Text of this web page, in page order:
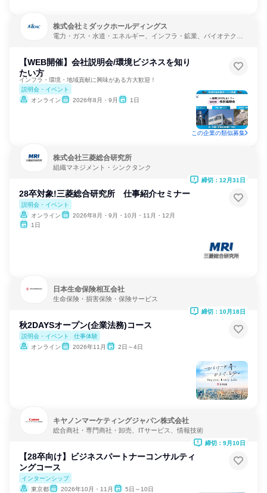
株式会社ミダックホールディングス
電力・ガス・水道・エネルギー、インフラ・鉱業、バイオテクノ
【WEB開催】会社説明会/環境ビジネスを知り
たい方
インフラ・環境・地域貢献に興味がある方大歓迎！
説明会・イベント
オンライン
2026年8月・9月 1日
この企業の類似募集
株式会社三菱総合研究所
組織マネジメント・シンクタンク
28卒対象!三菱総合研究所 仕事紹介セミナー
説明会・イベント
オンライン
2026年8月・9月・10月・11月・12月
1日
締切：12月31日
日本生命保険相互会社
生命保険・損害保険・保険サービス
秋2DAYSオープン(企業法務)コース
説明会・イベント
仕事体験
オンライン
2026年11月 2日～4日
締切：10月18日
キヤノンマーケティングジャパン株式会社
総合商社・専門商社・卸売、ITサービス、情報技術
【28卒向け】ビジネスパートナーコンサルティ
ングコース
インターンシップ
東京都
2026年10月・11月 5日～10日
締切：9月10日